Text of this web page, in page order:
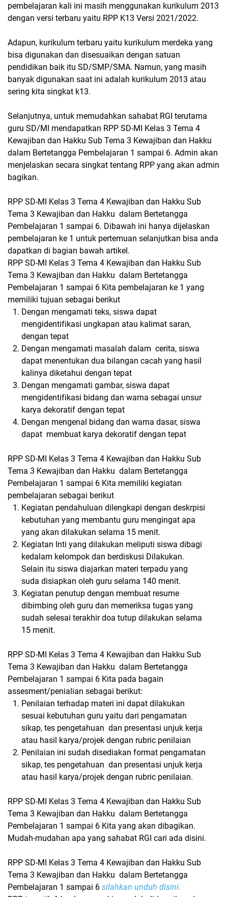
pembelajaran kali ini masih menggunakan kurikulum 2013
dengan versi terbaru yaitu RPP K13 Versi 2021/2022.
Adapun, kurikulum terbaru yaitu kurikulum merdeka yang
bisa digunakan dan disesuaikan dengan satuan
pendidikan baik itu SD/SMP/SMA. Namun, yang masih
banyak digunakan saat ini adalah kurikulum 2013 atau
sering kita singkat k13.
Selanjutnya, untuk memudahkan sahabat RGI terutama
guru SD/MI mendapatkan RPP SD-MI Kelas 3 Tema 4
Kewajiban dan Hakku Sub Tema 3 Kewajiban dan Hakku
dalam Bertetangga Pembelajaran 1 sampai 6. Admin akan
menjelaskan secara singkat tentang RPP yang akan admin
bagikan.
RPP SD-MI Kelas 3 Tema 4 Kewajiban dan Hakku Sub
Tema 3 Kewajiban dan Hakku dalam Bertetangga
Pembelajaran 1 sampai 6. Dibawah ini hanya dijelaskan
pembelajaran ke 1 untuk pertemuan selanjutkan bisa anda
dapatkan di bagian bawah artikel.
RPP SD-MI Kelas 3 Tema 4 Kewajiban dan Hakku Sub
Tema 3 Kewajiban dan Hakku dalam Bertetangga
Pembelajaran 1 sampai 6 Kita pembelajaran ke 1 yang
memiliki tujuan sebagai berikut
Dengan mengamati teks, siswa dapat
mengidentifikasi ungkapan atau kalimat saran,
dengan tepat
Dengan mengamati masalah dalam cerita, siswa
dapat menentukan dua bilangan cacah yang hasil
kalinya diketahui dengan tepat
Dengan mengamati gambar, siswa dapat
mengidentifikasi bidang dan warna sebagai unsur
karya dekoratif dengan tepat
Dengan mengenal bidang dan warna dasar, siswa
dapat membuat karya dekoratif dengan tepat
RPP SD-MI Kelas 3 Tema 4 Kewajiban dan Hakku Sub
Tema 3 Kewajiban dan Hakku dalam Bertetangga
Pembelajaran 1 sampai 6 Kita memiliki kegiatan
pembelajaran sebagai berikut
Kegiatan pendahuluan dilengkapi dengan deskrpisi
kebutuhan yang membantu guru mengingat apa
yang akan dilakukan selama 15 menit.
Kegiatan Inti yang dilakukan meliputi siswa dibagi
kedalam kelompok dan berdiskusi Dilakukan.
Selain itu siswa diajarkan materi terpadu yang
suda disiapkan oleh guru selama 140 menit.
Kegiatan penutup dengan membuat resume
dibimbing oleh guru dan memeriksa tugas yang
sudah selesai terakhir doa tutup dilakukan selama
15 menit.
RPP SD-MI Kelas 3 Tema 4 Kewajiban dan Hakku Sub
Tema 3 Kewajiban dan Hakku dalam Bertetangga
Pembelajaran 1 sampai 6 Kita pada bagain
assesment/penialian sebagai berikut:
Penilaian terhadap materi ini dapat dilakukan
sesuai kebutuhan guru yaitu dari pengamatan
sikap, tes pengetahuan dan presentasi unjuk kerja
atau hasil karya/projek dengan rubric penilaian
Penilaian ini sudah disediakan format pengamatan
sikap, tes pengetahuan dan presentasi unjuk kerja
atau hasil karya/projek dengan rubric penilaian.
RPP SD-MI Kelas 3 Tema 4 Kewajiban dan Hakku Sub
Tema 3 Kewajiban dan Hakku dalam Bertetangga
Pembelajaran 1 sampai 6 Kita yang akan dibagikan.
Mudah-mudahan apa yang sahabat RGI cari ada disini.
RPP SD-MI Kelas 3 Tema 4 Kewajiban dan Hakku Sub
Tema 3 Kewajiban dan Hakku dalam Bertetangga
Pembelajaran 1 sampai 6 silahkan unduh disini.